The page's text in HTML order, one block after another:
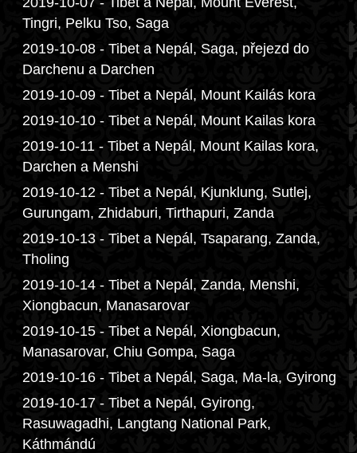
Tingri, Pelku Tso, Saga
2019-10-08 - Tibet a Nepál, Saga, přejezd do
Darchenu a Darchen
2019-10-09 - Tibet a Nepál, Mount Kailás kora
2019-10-10 - Tibet a Nepál, Mount Kailas kora
2019-10-11 - Tibet a Nepál, Mount Kailas kora,
Darchen a Menshi
2019-10-12 - Tibet a Nepál, Kjunklung, Sutlej,
Gurungam, Zhidaburi, Tirthapuri, Zanda
2019-10-13 - Tibet a Nepál, Tsaparang, Zanda,
Tholing
2019-10-14 - Tibet a Nepál, Zanda, Menshi,
Xiongbacun, Manasarovar
2019-10-15 - Tibet a Nepál, Xiongbacun,
Manasarovar, Chiu Gompa, Saga
2019-10-16 - Tibet a Nepál, Saga, Ma-la, Gyirong
2019-10-17 - Tibet a Nepál, Gyirong,
Rasuwagadhi, Langtang National Park,
Káthmándú